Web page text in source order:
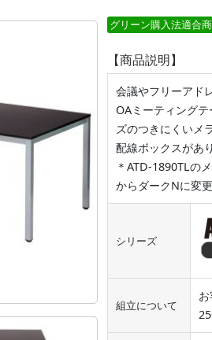
グリーン購入法適合
【商品説明】
会議やフリーアド
OAミーティング
ズのつきにくいメ
配線ボックスがあ
＊ATD-1890TLの
からダークNに変更
シリーズ
組立について
25